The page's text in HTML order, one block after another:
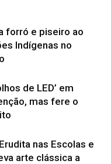
forró e piseiro ao
Indígenas no
de LED’ em
mas fere o
nas Escolas e
arte clássica a